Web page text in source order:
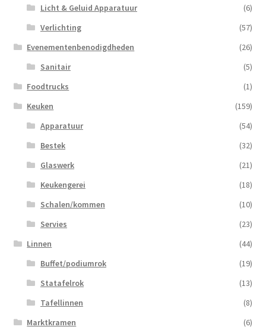
Licht & Geluid Apparatuur
(6)
Verlichting
(57)
Evenementenbenodigdheden
(26)
Sanitair
(5)
Foodtrucks
(1)
Keuken
(159)
Apparatuur
(54)
Bestek
(32)
Glaswerk
(21)
Keukengerei
(18)
Schalen/kommen
(10)
Servies
(23)
Linnen
(44)
Buffet/podiumrok
(19)
Statafelrok
(13)
Tafellinnen
(8)
Marktkramen
(6)